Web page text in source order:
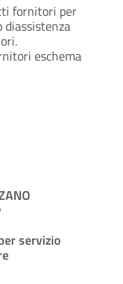
fornitori per
diassistenza
eschema
servizio